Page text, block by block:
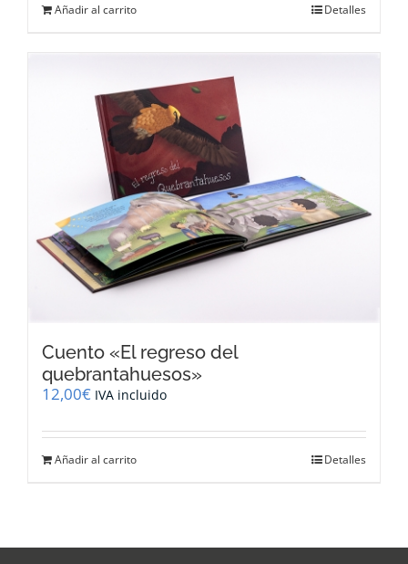
Añadir al carrito Detalles
Cuento «El regreso del
quebrantahuesos»
12,00€ IVA incluido
Añadir al carrito Detalles